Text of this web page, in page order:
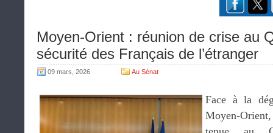
Moyen-Orient : réunion de crise au
sécurité des Français de l’étranger
09 mars, 2026 Au Sénat
Face à la
Moyen-